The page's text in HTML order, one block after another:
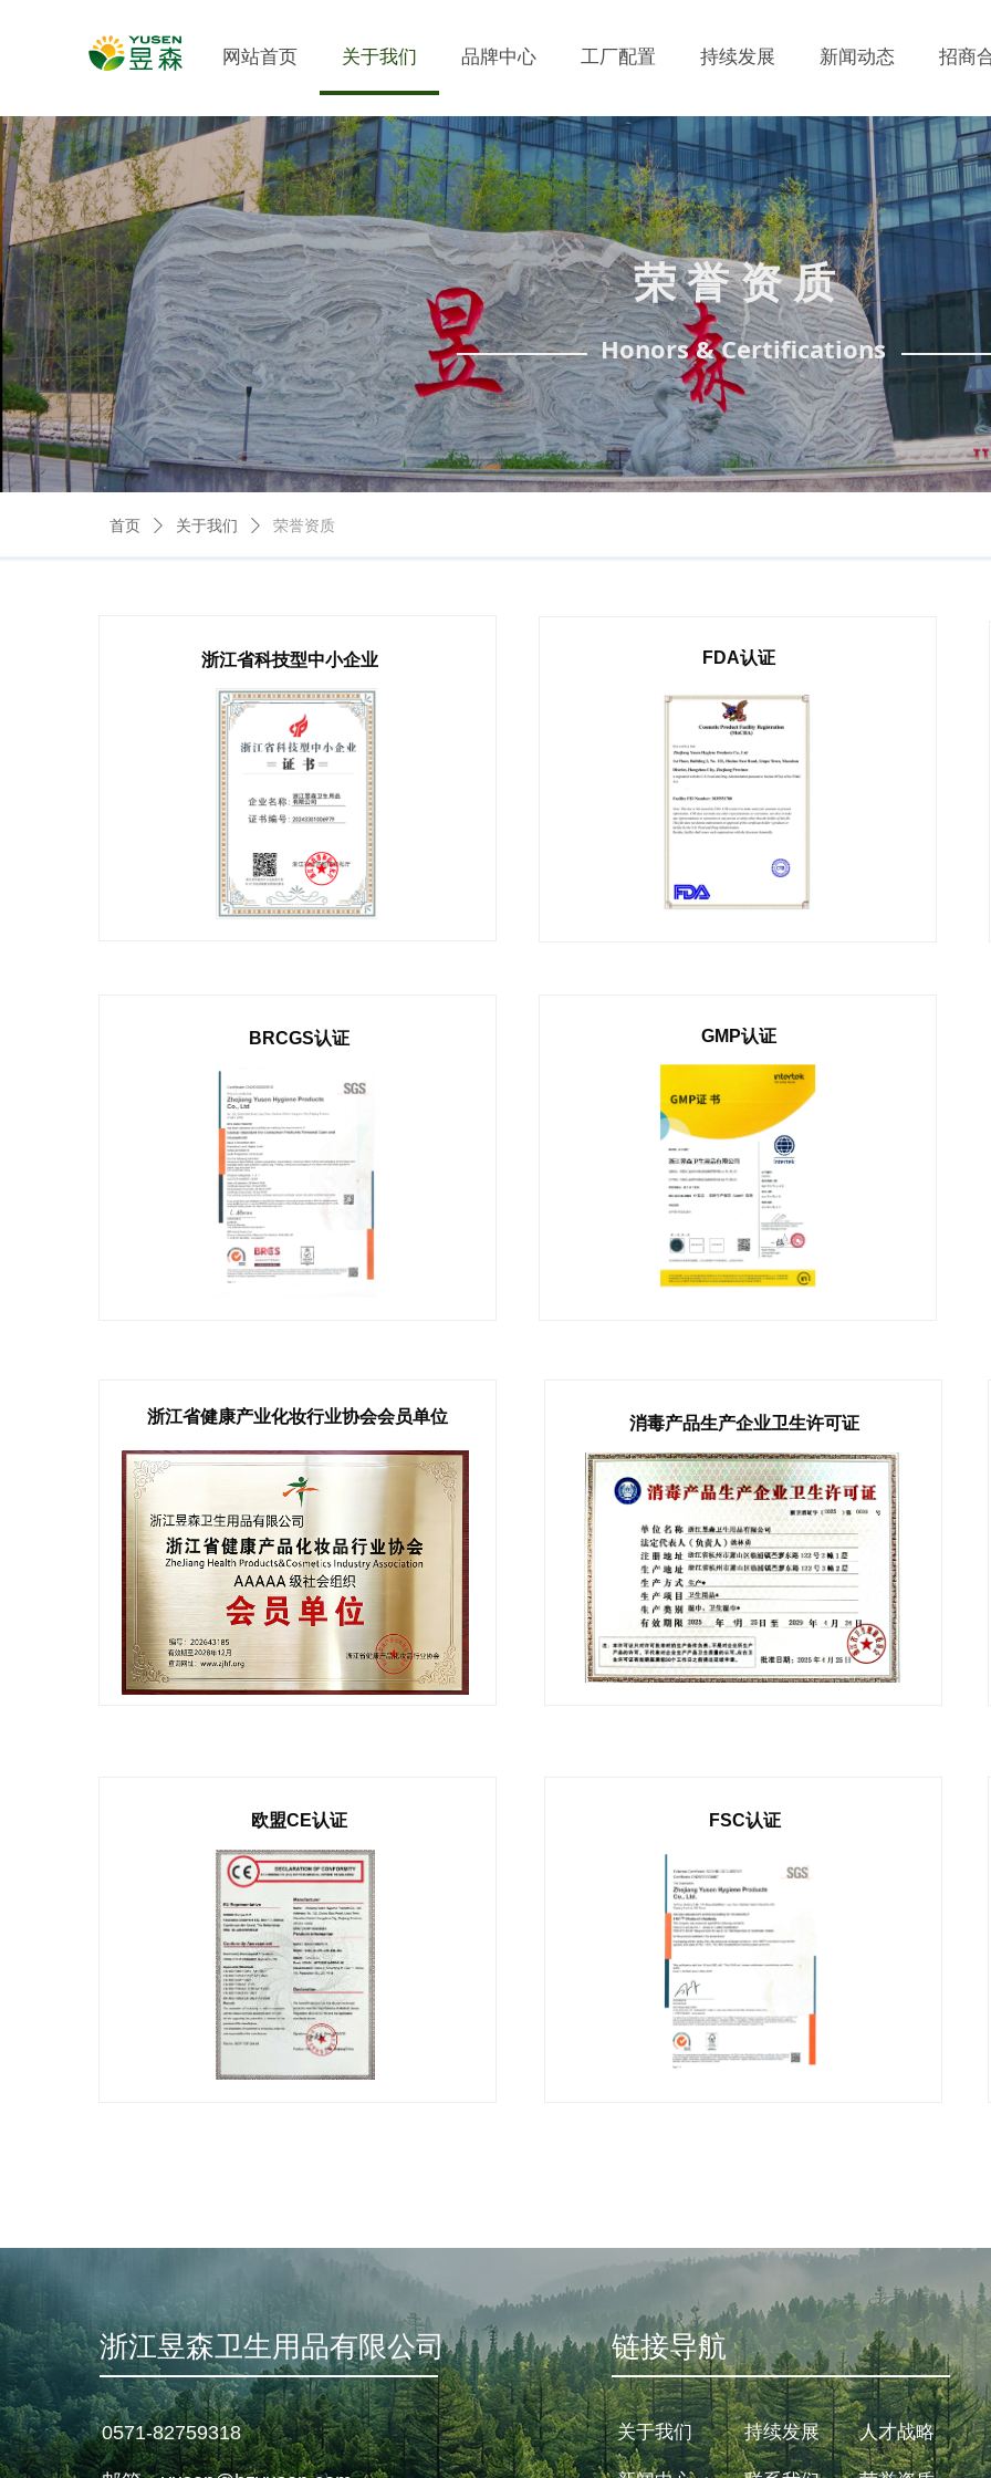
网站首页 关于我们 品牌中心 工厂配置 持续发展 新闻动态 招商
首页 ꄲ 关于我们 ꄲ 荣誉资质
浙江省科技型中小企业
BRCGS认证
FDA认证
GMP认证
荣誉资质
Honors & Certifications
浙江省健康产业化妆行业协会会员单位 消毒产品生产企业卫生许可证
欧盟CE认证 FSC认证
浙江昱森卫生用品有限公司
0571-82759318
链接导航
关于我们 持续发展 人才战略